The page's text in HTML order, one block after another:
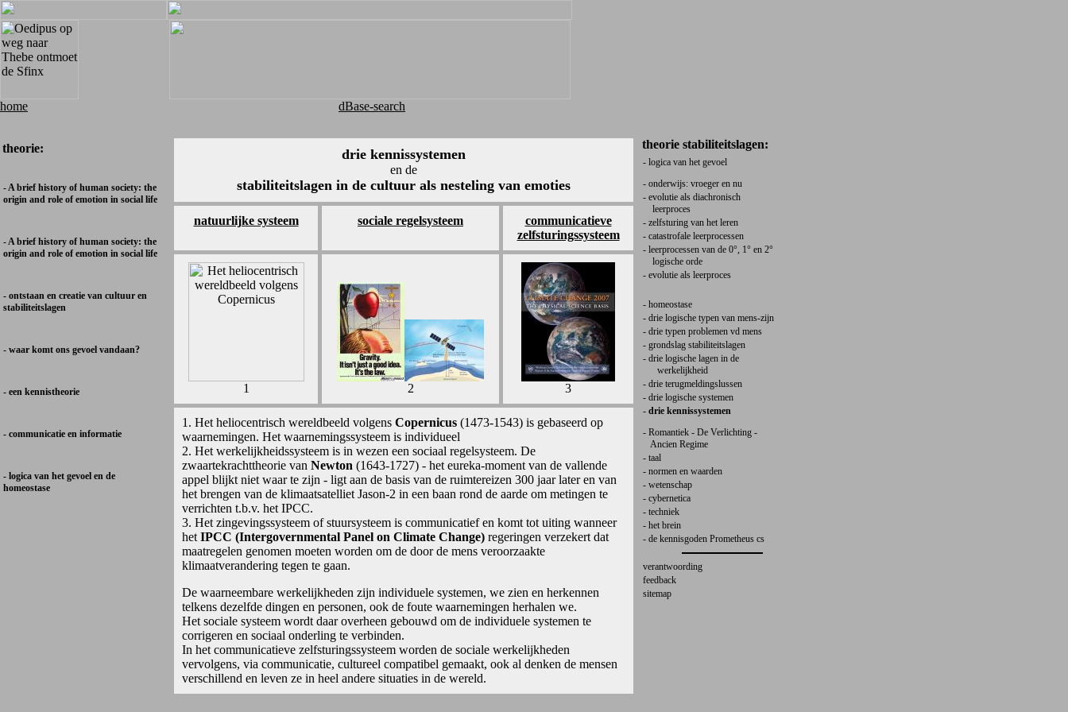
home dBase-search
theorie:
- A brief history of human society: the
origin and role of emotion in social life
- A brief history of human society: the
origin and role of emotion in social life
- ontstaan en creatie van cultuur en
stabiliteitslagen
- waar komt ons gevoel vandaan?
- een kennistheorie
- communicatie en informatie
- logica van het gevoel en de
homeostase
drie kennissystemen
en de
stabiliteitslagen in de cultuur als nesteling van emoties
natuurlijke systeem sociale regelsysteem
communicatieve
zelfsturingssysteem
1 2 3
1. Het heliocentrisch wereldbeeld volgens Copernicus (1473-1543) is gebaseerd op
waarnemingen. Het waarnemingssysteem is individueel
2. Het werkelijkheidssysteem is in wezen een sociaal regelsysteem. De
zwaartekrachttheorie van Newton (1643-1727) - het eureka-moment van de vallende
appel blijkt niet waar te zijn - ligt aan de basis van de ruimtereizen 300 jaar later en van
het brengen van de klimaatsatelliet Jason-2 in een baan rond de aarde om metingen te
verrichten t.b.v. het IPCC.
3. Het zingevingssysteem of stuursysteem is communicatief en komt tot uiting wanneer
het IPCC (Intergovernmental Panel on Climate Change) regeringen verzekert dat
maatregelen genomen moeten worden om de door de mens veroorzaakte
klimaatverandering tegen te gaan.
De waarneembare werkelijkheden zijn individuele systemen, we zien en herkennen
telkens dezelfde dingen en personen, ook de foute waarnemingen herhalen we.
Het sociale systeem wordt daar overheen gebouwd om de individuele systemen te
corrigeren en sociaal onderling te verbinden.
In het communicatieve zelfsturingssysteem worden de sociale werkelijkheden
vervolgens, via communicatie, cultureel compatibel gemaakt, ook al denken de mensen
verschillend en leven ze in heel andere situaties in de wereld.
theorie stabiliteitslagen:
- logica van het gevoel
- onderwijs: vroeger en nu
- evolutie als diachronisch
leerproces
- zelfsturing van het leren
- catastrofale leerprocessen
- leerprocessen van de 0°, 1° en 2°
logische orde
- evolutie als leerproces
- homeostase
- drie logische typen van mens-zijn
- drie typen problemen vd mens
- grondslag stabiliteitslagen
- drie logische lagen in de
werkelijkheid
- drie terugmeldingslussen
- drie logische systemen
- drie kennissystemen
- Romantiek - De Verlichting -
Ancien Regime
- taal
- normen en waarden
- wetenschap
- cybernetica
- techniek
- het brein
- de kennisgoden Prometheus cs
verantwoording
feedback
sitemap